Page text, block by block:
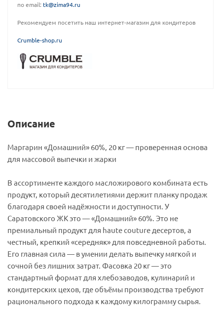
по email: tk@zima94.ru
Рекомендуем посетить наш интернет-магазин для кондитеров
Crumble-shop.ru
Описание
Маргарин «Домашний» 60%, 20 кг — проверенная основа
для массовой выпечки и жарки
В ассортименте каждого масложирового комбината есть
продукт, который десятилетиями держит планку продаж
благодаря своей надёжности и доступности. У
Саратовского ЖК это — «Домашний» 60%. Это не
премиальный продукт для haute couture десертов, а
честный, крепкий «середняк» для повседневной работы.
Его главная сила — в умении делать выпечку мягкой и
сочной без лишних затрат. Фасовка 20 кг — это
стандартный формат для хлебозаводов, кулинарий и
кондитерских цехов, где объёмы производства требуют
рационального подхода к каждому килограмму сырья.